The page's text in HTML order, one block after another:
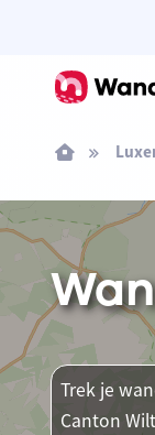
Trek je
Canton